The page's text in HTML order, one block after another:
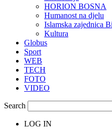
HORION BOSNA
Humanost na djelu
Islamska zajednica
Kultura
Globus
Sport
WEB
TECH
FOTO
VIDEO
Search
LOG IN